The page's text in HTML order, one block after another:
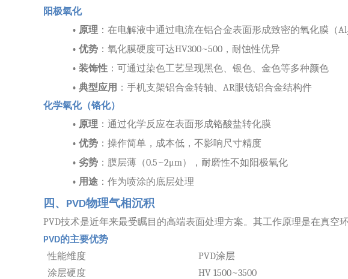
阳极氧化
• 原理 ：在电解液中通过电流在铝合金表面形成致密的氧化膜（
• 优势 ：氧化膜硬度可达HV300~500，耐蚀性优异
• 装饰性 ：可通过染色工艺呈现黑色、银色、金色等多种颜色
• 典型应用 ：手机支架铝合金转轴、 AR眼镜铝合金结构件
化学氧化（铬化）
• 原理 ：通过化学反应在表面形成铬酸盐转化膜
• 优势 ：操作简单，成本低，不影响尺寸精度
• 劣势 ：膜层薄（0.5~2μm），耐磨性不如阳极氧化
• 用途 ：作为喷涂的底层处理
四、 PVD物理气相沉积
PVD技术是近年来最受瞩目的高端表面处理方案。其工作原理是在真空
PVD的主要优势
性能维度 PVD涂层
涂层硬度
HV 1500~3500